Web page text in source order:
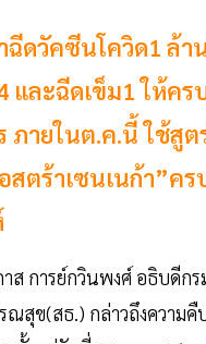
ฉีดวัคซีนโควิด1 ล้า
และฉีดเข็ม1 ให้คร
ภายในต.ค.นี้ ใช้สูต
สตร้าเซนเนก้า”คร
ส การย์กวินพงศ์ อธิบดีกร
ณสุข(สธ.) กล่าวถึงความคื